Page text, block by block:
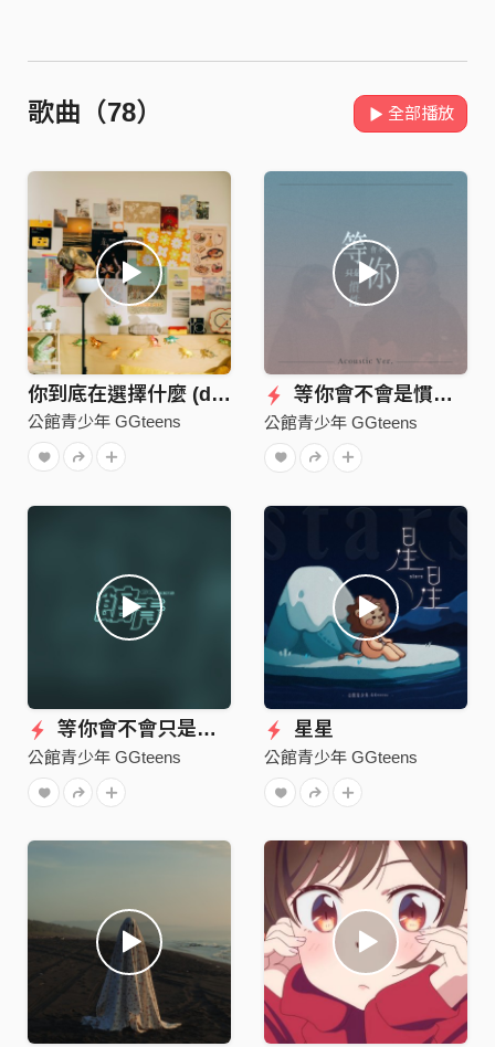
歌曲（78） 全部播放
你到底在選擇什麼 (demo)
公館青少年 GGteens
等你會不會是慣性 (𝘈𝘤𝘰𝘶𝘴𝘵𝘪𝘤 𝘝𝘦𝘳.)
公館青少年 GGteens
等你會不會只是慣性 (demo)
公館青少年 GGteens
星星
公館青少年 GGteens